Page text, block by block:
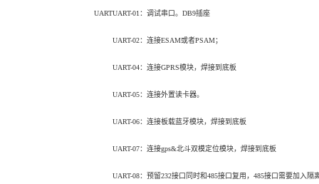
UARTUART-01 ：调试串口。DB9插座
UART-02：连接ESAM或者PSAM；
UART-04：连接GPRS模块，焊接到底板
UART-05：连接外置读卡器。
UART-06：连接板载蓝牙模块，焊接到底板
UART-07：连接gps&北斗双模定位模块，焊接到底板
UART-08：预留232接口同时和485接口复用，485接口需要加入隔